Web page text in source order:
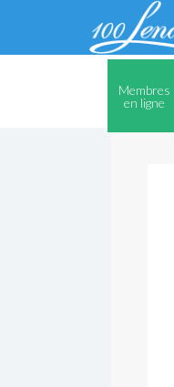
Membres
en ligne